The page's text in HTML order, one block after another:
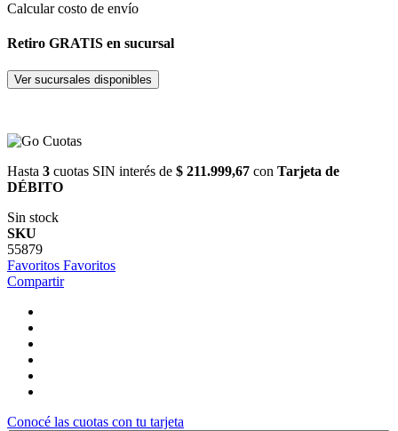
Calcular costo de envío
Retiro GRATIS en sucursal
Ver sucursales disponibles
Hasta 3 cuotas SIN interés de $ 211.999,67 con Tarjeta de
DÉBITO
Sin stock
SKU
55879
Favoritos Favoritos
Compartir
Conocé las cuotas con tu tarjeta